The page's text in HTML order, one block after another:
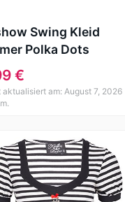
Swing Kleid
Polka Dots
Kleider
Damen, Weinrot
€
aktualisiert am: August 7, 2026